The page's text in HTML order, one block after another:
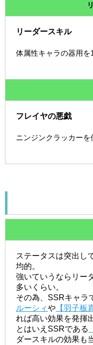
リーダースキル
体属性キャラの器用を
フレイヤの悪戯
ニンジンクラッカー
ステータスは突出し
均的。
強いていうならリー
多いくらい。
その為、SSRキャラ
ルーシィや 【羽子板
れば高い効果を発揮
とはいえSSRである
ダースキルの効果も